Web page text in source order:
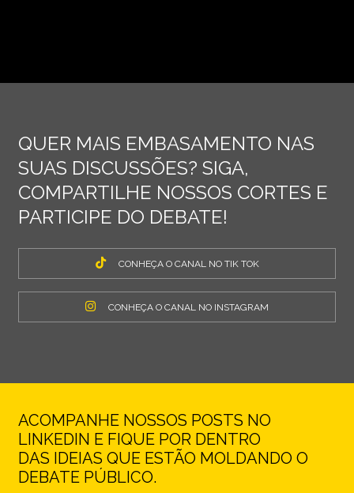
QUER MAIS EMBASAMENTO NAS
SUAS DISCUSSÕES? SIGA,
COMPARTILHE NOSSOS CORTES E
PARTICIPE DO DEBATE!
CONHEÇA O CANAL NO TIK TOK
CONHEÇA O CANAL NO INSTAGRAM
ACOMPANHE NOSSOS POSTS NO
LINKEDIN E FIQUE POR DENTRO
DAS IDEIAS QUE ESTÃO MOLDANDO O
DEBATE PÚBLICO.